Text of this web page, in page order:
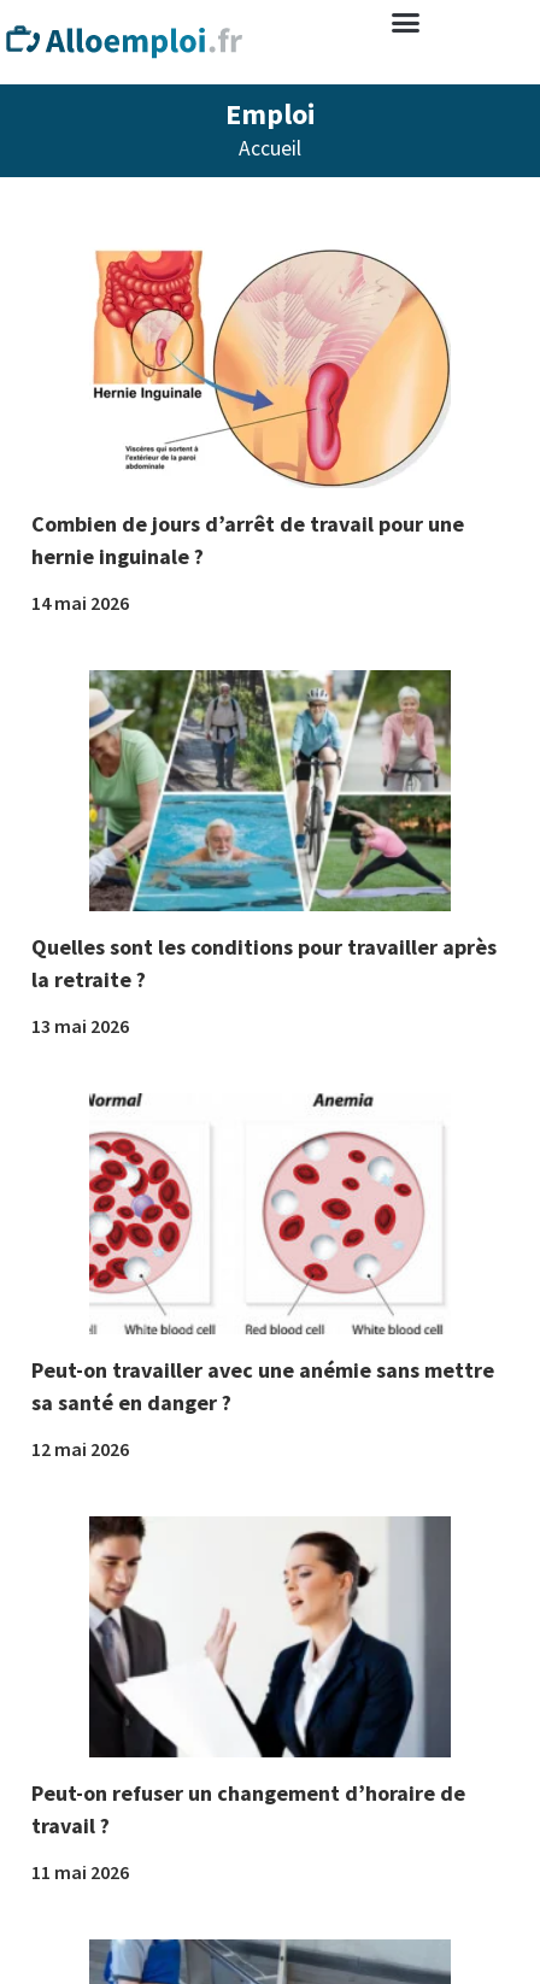
Emploi
Accueil
Combien de jours d’arrêt de travail pour une
hernie inguinale ?
14 mai 2026
Quelles sont les conditions pour travailler après
la retraite ?
13 mai 2026
Peut-on travailler avec une anémie sans mettre
sa santé en danger ?
12 mai 2026
Peut-on refuser un changement d’horaire de
travail ?
11 mai 2026